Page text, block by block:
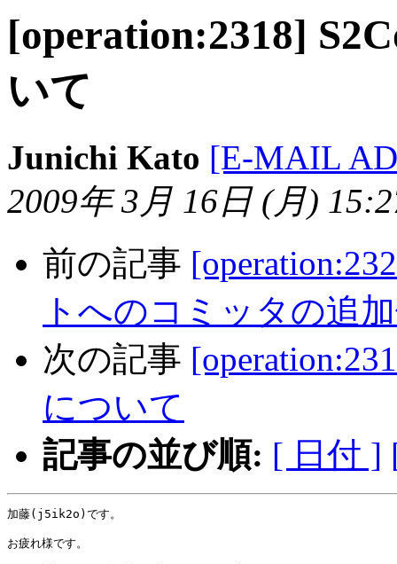
[operation:2318]
いて
Junichi Kato [E-MAIL
2009年 3月 16日 (月)
前の記事
トへのコミッタの追
次の記事
について
記事の並び順: [ 日付 ]
加藤(j5ik2o)です。
お疲れ様です。